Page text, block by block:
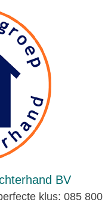
BV
klus: 085 800